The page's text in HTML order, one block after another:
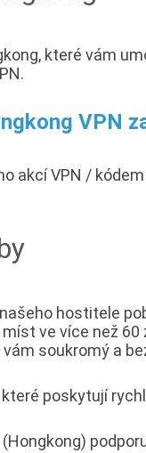
které vám
VPN
akcí VPN /
hostitele
ve více než
soukromý a
poskytují